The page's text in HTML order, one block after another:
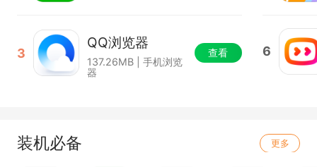
3
QQ浏览器
137.26MB | 手机浏览
器
查看 6
装机必备 更多